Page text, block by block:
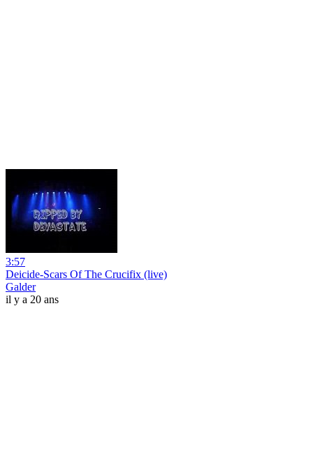
3:57
Deicide-Scars Of The Crucifix (live)
Galder
il y a 20 ans